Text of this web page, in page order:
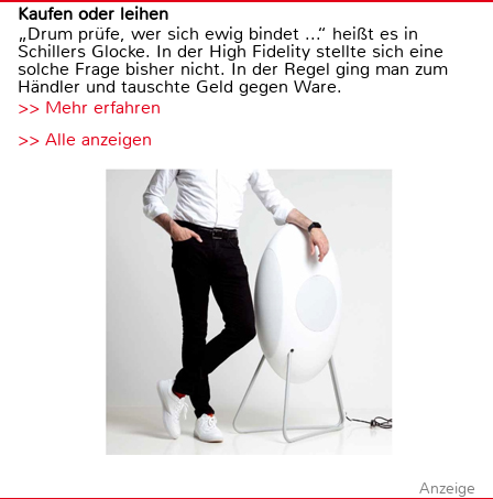
Kaufen oder leihen
„Drum prüfe, wer sich ewig bindet ...“ heißt es in
Schillers Glocke. In der High Fidelity stellte sich eine
solche Frage bisher nicht. In der Regel ging man zum
Händler und tauschte Geld gegen Ware.
>> Mehr erfahren
>> Alle anzeigen
Anzeige